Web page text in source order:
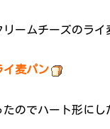
イ麦パン
のでハート形にし